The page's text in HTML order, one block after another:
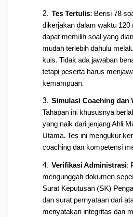
Tes Tertulis: Berisi 78
dikerjakan dalam waktu 120
dapat memilih soal yang
mudah terlebih dahulu
kuis. Tidak ada jawaban
tetapi peserta harus
kemampuan.
Simulasi Coaching dan
Tahapan ini khususnya
yang naik dari jenjang Ahli
Utama. Tes ini mengukur
coaching dan kompetensi
Verifikasi Administrasi:
mengunggah dokumen
Surat Keputusan (SK)
dan surat pernyataan dari
menyatakan integritas dan